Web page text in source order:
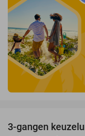
3-gangen